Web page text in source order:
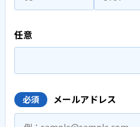
任意
必須 メールアドレス